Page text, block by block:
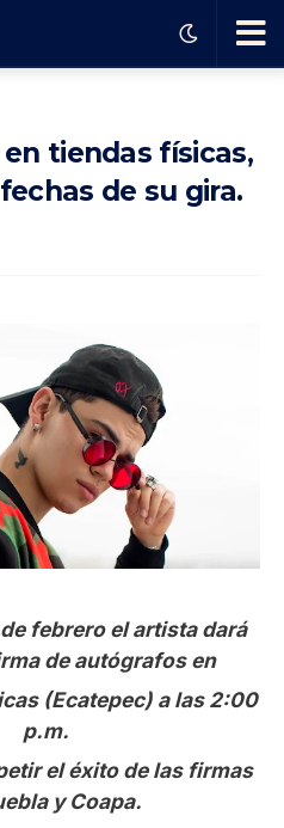
Ha
gra
ma
tiendas físicas,
de su gira.
febrero el artista dará
de autógrafos en
(Ecatepec) a las 2:00
p.m.
el éxito de las firmas
y Coapa.